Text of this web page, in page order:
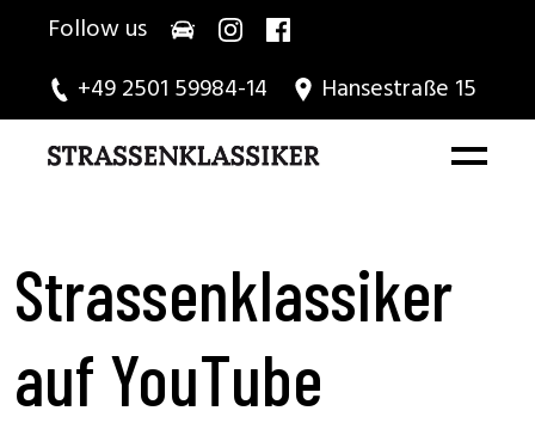
Follow us
+49 2501 59984-14
Hansestraße 15
Strassenklassiker
auf YouTube